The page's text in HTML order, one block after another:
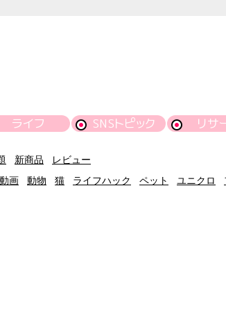
ライフ SNSトピック リサ
新商品
レビュー
動画 動物 猫 ライフハック ペット ユニクロ